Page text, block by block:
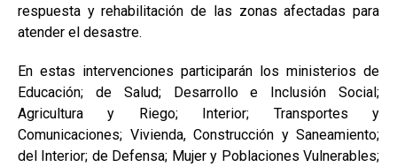
respuesta y rehabilitación de las zonas afectadas para
atender el desastre.
En estas intervenciones participarán los ministerios de
Educación; de Salud; Desarrollo e Inclusión Social;
Agricultura y Riego; Interior; Transportes y
Comunicaciones; Vivienda, Construcción y Saneamiento;
del Interior; de Defensa; Mujer y Poblaciones Vulnerables;